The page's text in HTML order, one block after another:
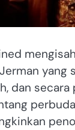
yang
dan